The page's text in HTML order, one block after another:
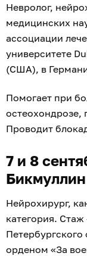
Невролог,
медицинских
ассоциации
университете
(США), в
Помогает при
остеохондрозе,
Проводит
7 и 8
Бикмуллин
Нейрохирург,
категория.
орденом «За